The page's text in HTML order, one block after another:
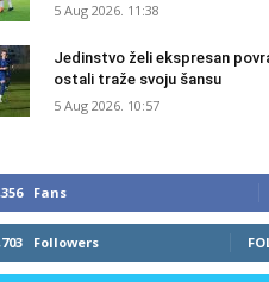
5 Aug 2026. 11:38
Jedinstvo želi ekspresan
ostali traže svoju šansu
5 Aug 2026. 10:57
Fans
Followers